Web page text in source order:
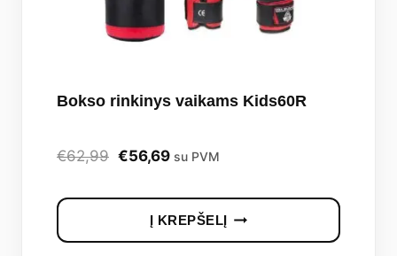
Bokso rinkinys vaikams Kids60R
€62,99 Original
was:
€62,99.
€56,69Current
is:
€56,69.
su PVM
Į KREPŠELĮ